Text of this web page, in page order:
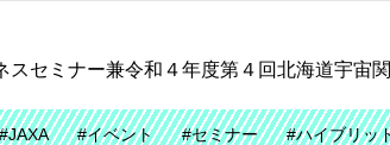
スセミナー兼令和４年度第４回北海道宇宙
#JAXA #イベント #セミナー #ハイブリッ